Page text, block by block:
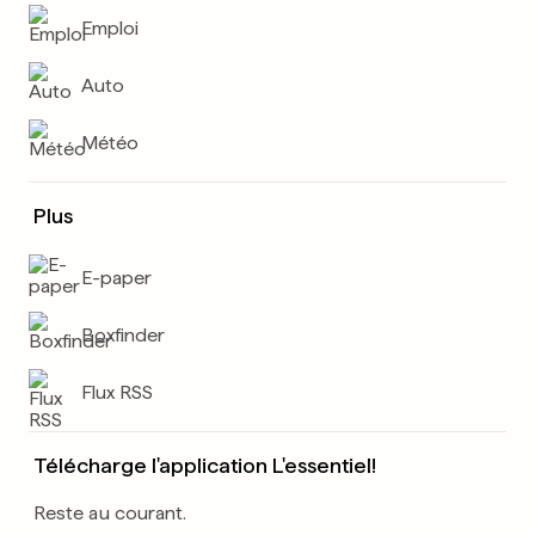
Emploi
Auto
Météo
Plus
E-paper
Boxfinder
Flux RSS
Télécharge l'application L'essentiel!
Reste au courant.